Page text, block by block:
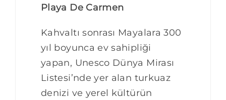
Playa De Carmen
Kahvaltı sonrası Mayalara 300
yıl boyunca ev sahipliği
yapan, Unesco Dünya Mirası
Listesi’nde yer alan turkuaz
denizi ve yerel kültürün